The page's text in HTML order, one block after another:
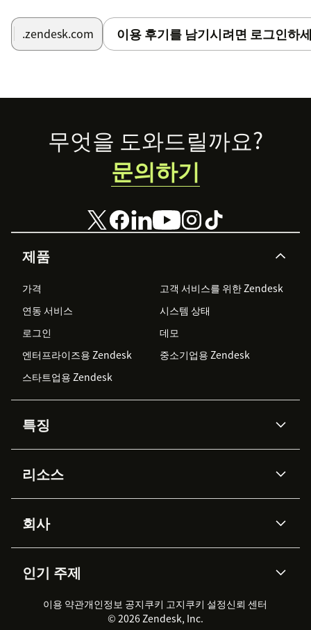
.zendesk.com 이용 후기를 남기시려면 로그인하
Footer
제품
가격
고객 서비스를 위한 Zendesk
연동 서비스
시스템 상태
로그인
데모
엔터프라이즈용 Zendesk
중소기업용 Zendesk
스타트업용 Zendesk
특징
Zendesk AI
Advanced Data Privacy &
Protection
지식창고
워크포스 관리
실시간 채팅
클라이언트 포털
리소스
API & 개발자
AI 리서치
이벤트 & 웨비나
고객 사례
회사
채용 정보
지속 가능성 보고서
Zendesk Foundation
법적 정보
인기 주제
2026 CX 트렌드
제품 업데이트
고객 서비스 소프트웨어
헬프 데스크 통합 티켓 관리 소
무엇을 도와드릴까요?
문의하기
이용 약관개인정보 공지쿠키 고지쿠키 설정신뢰 센터
© 2026 Zendesk, Inc.